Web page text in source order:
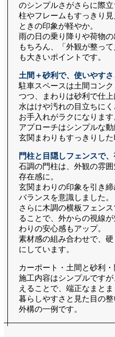
のシンプルさがさらに際立
柱やフレームもすっきり
ときの印象が軽やか。
雨の日の乗り降りや荷物
もちろん、「外観が整っ
も大きいポイントです。
土間＋砂利で、使いやす
駐車スペースは土間コン
つつ、まわりは砂利で仕上
水はけや汚れの目立ちに
お手入れがラクになります
アプローチはシンプルな動
玄関まわりもすっきりした
門柱と目隠しフェンスで
石調の門柱は、外観の雰
存在感に。
玄関まわりの印象を引き
バランスを意識しました。
さらに木調の横板フェン
ることで、外からの視線
わりの安心感もアップ。
素材感の組み合わせで、
にしています。
カーポート・土間と砂利
施工内容はシンプルです
えることで、端正なまとま
暮らしやすさと見た目の
外構の一例です。